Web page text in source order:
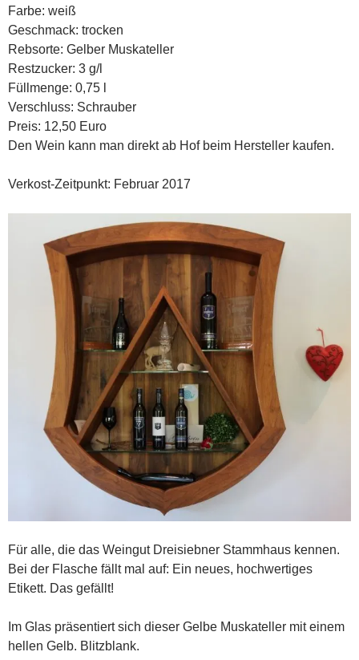
Farbe: weiß
Geschmack: trocken
Rebsorte: Gelber Muskateller
Restzucker: 3 g/l
Füllmenge: 0,75 l
Verschluss: Schrauber
Preis: 12,50 Euro
Den Wein kann man direkt ab Hof beim Hersteller kaufen.
Verkost-Zeitpunkt: Februar 2017
Für alle, die das Weingut Dreisiebner Stammhaus kennen.
Bei der Flasche fällt mal auf: Ein neues, hochwertiges
Etikett. Das gefällt!
Im Glas präsentiert sich dieser Gelbe Muskateller mit einem
hellen Gelb. Blitzblank.